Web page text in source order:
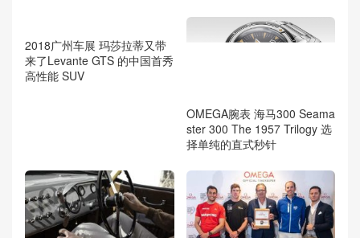
OMEGA腕表 海马300 Seama
ster 300 The 1957 Trilogy 选
择单纯的直式秒针